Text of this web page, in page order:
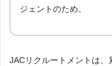
ジェントのため。
JACリクルートメントは、